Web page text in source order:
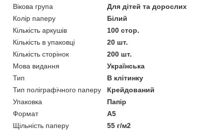
Вікова група
Для дітей та дорослих
Колір паперу
Білий
Кількість аркушів
100 стор.
Кількість в упаковці
20 шт.
Кількість сторінок
200 шт.
Мова видання
Українська
Тип
В клітинку
Тип поліграфічного паперу
Крейдований
Упаковка
Папір
Формат
A5
Щільність паперу
55 г/м2